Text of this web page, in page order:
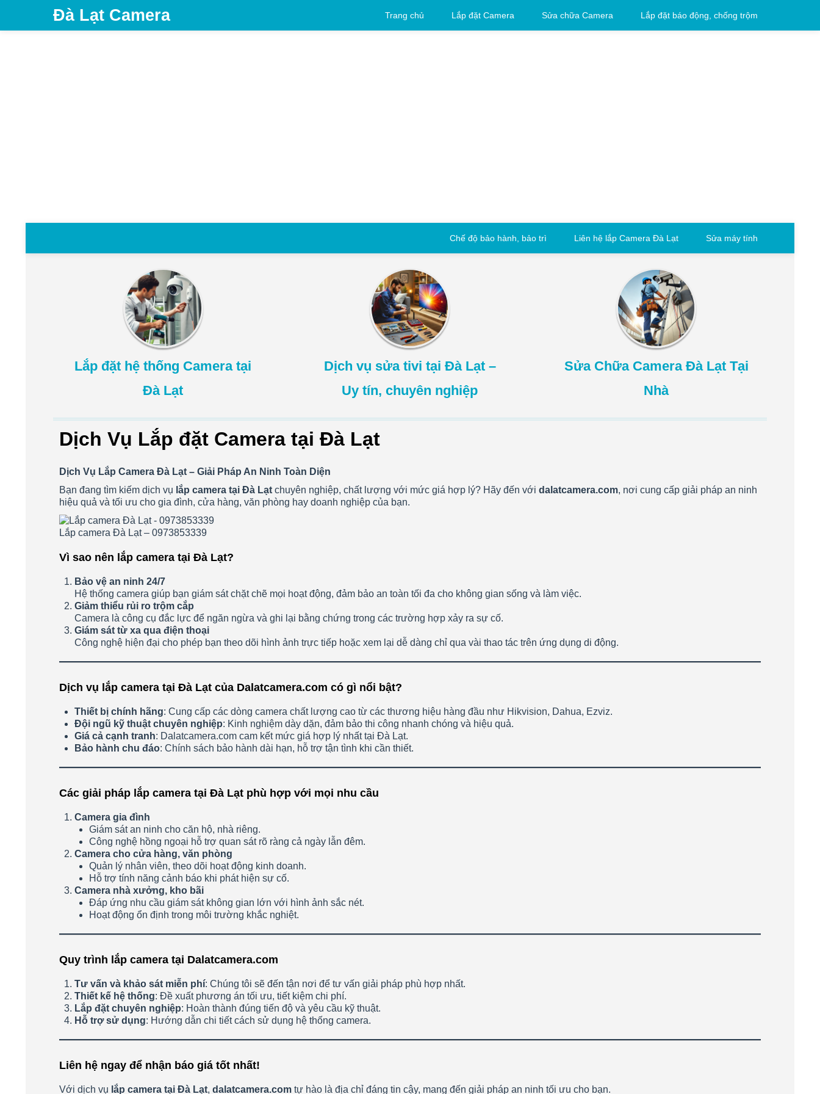
Đà Lạt Camera Trang chủ Lắp đặt Camera Sửa chữa Camera Lắp đặt báo động, chống trộm
Chế độ bảo hành, bảo trì Liên hệ lắp Camera Đà Lạt Sửa máy tính
Lắp đặt hệ thống Camera tại
Đà Lạt
Dịch vụ sửa tivi tại Đà Lạt –
Uy tín, chuyên nghiệp
Sửa Chữa Camera Đà Lạt Tại
Nhà
Dịch Vụ Lắp đặt Camera tại Đà Lạt
Dịch Vụ Lắp Camera Đà Lạt – Giải Pháp An Ninh Toàn Diện
Bạn đang tìm kiếm dịch vụ lắp camera tại Đà Lạt chuyên nghiệp, chất lượng với mức giá hợp lý? Hãy đến với dalatcamera.com, nơi cung cấp giải pháp an ninh
hiệu quả và tối ưu cho gia đình, cửa hàng, văn phòng hay doanh nghiệp của bạn.
Lắp camera Đà Lạt – 0973853339
Vì sao nên lắp camera tại Đà Lạt?
Bảo vệ an ninh 24/7
Hệ thống camera giúp bạn giám sát chặt chẽ mọi hoạt động, đảm bảo an toàn tối đa cho không gian sống và làm việc.
Giảm thiểu rủi ro trộm cắp
Camera là công cụ đắc lực để ngăn ngừa và ghi lại bằng chứng trong các trường hợp xảy ra sự cố.
Giám sát từ xa qua điện thoại
Công nghệ hiện đại cho phép bạn theo dõi hình ảnh trực tiếp hoặc xem lại dễ dàng chỉ qua vài thao tác trên ứng dụng di động.
Dịch vụ lắp camera tại Đà Lạt của Dalatcamera.com có gì nổi bật?
Thiết bị chính hãng: Cung cấp các dòng camera chất lượng cao từ các thương hiệu hàng đầu như Hikvision, Dahua, Ezviz.
Đội ngũ kỹ thuật chuyên nghiệp: Kinh nghiệm dày dặn, đảm bảo thi công nhanh chóng và hiệu quả.
Giá cả cạnh tranh: Dalatcamera.com cam kết mức giá hợp lý nhất tại Đà Lạt.
Bảo hành chu đáo: Chính sách bảo hành dài hạn, hỗ trợ tận tình khi cần thiết.
Các giải pháp lắp camera tại Đà Lạt phù hợp với mọi nhu cầu
Camera gia đình
Giám sát an ninh cho căn hộ, nhà riêng.
Công nghệ hồng ngoại hỗ trợ quan sát rõ ràng cả ngày lẫn đêm.
Camera cho cửa hàng, văn phòng
Quản lý nhân viên, theo dõi hoạt động kinh doanh.
Hỗ trợ tính năng cảnh báo khi phát hiện sự cố.
Camera nhà xưởng, kho bãi
Đáp ứng nhu cầu giám sát không gian lớn với hình ảnh sắc nét.
Hoạt động ổn định trong môi trường khắc nghiệt.
Quy trình lắp camera tại Dalatcamera.com
Tư vấn và khảo sát miễn phí: Chúng tôi sẽ đến tận nơi để tư vấn giải pháp phù hợp nhất.
Thiết kế hệ thống: Đề xuất phương án tối ưu, tiết kiệm chi phí.
Lắp đặt chuyên nghiệp: Hoàn thành đúng tiến độ và yêu cầu kỹ thuật.
Hỗ trợ sử dụng: Hướng dẫn chi tiết cách sử dụng hệ thống camera.
Liên hệ ngay để nhận báo giá tốt nhất!
Với dịch vụ lắp camera tại Đà Lạt, dalatcamera.com tự hào là địa chỉ đáng tin cậy, mang đến giải pháp an ninh tối ưu cho bạn.